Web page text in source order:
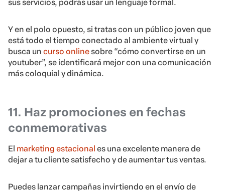
sus servicios, podrás usar un lenguaje formal.
Y en el polo opuesto, si tratas con un público joven que
está todo el tiempo conectado al ambiente virtual y
busca un curso onlinesobre “cómo convertirse en un
youtuber”, se identificará mejor con una comunicación
más coloquial y dinámica.
11. Haz promociones en fechas
conmemorativas
El marketing estacional es una excelente manera de
dejar a tu cliente satisfecho y de aumentar tus ventas.
Puedes lanzar campañas invirtiendo en el envío de